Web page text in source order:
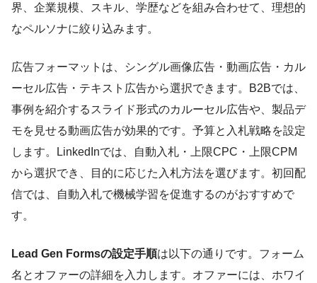
界、企業規模、スキル、学歴などを組み合わせて、理想的
なペルソナに絞り込みます。
広告フォーマットは、シングル画像広告・動画広告・カル
ーセル広告・テキスト広告から選択できます。B2Bでは、
事例を紹介するスライド形式のカルーセル広告や、製品デ
モを見せる動画広告が効果的です。予算と入札戦略を設定
します。LinkedInでは、自動入札・上限CPC・上限CPM
から選択でき、目的に応じた入札方法を選びます。初回配
信では、自動入札で機械学習を促進するのがおすすめで
す。
Lead Gen Formsの設定手順は以下の通りです。フォーム
名とオファーの詳細を入力します。オファーには、ホワイ